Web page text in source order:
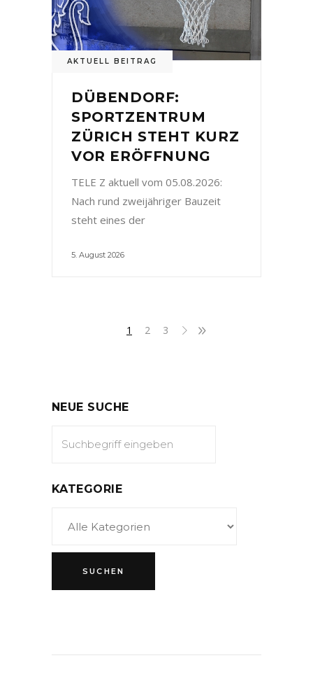
AKTUELL BEITRAG
DÜBENDORF:
SPORTZENTRUM
ZÜRICH STEHT KURZ
VOR ERÖFFNUNG
TELE Z aktuell vom 05.08.2026:
Nach rund zweijähriger Bauzeit
steht eines der
5. August 2026
1 2 3
NEUE SUCHE
KATEGORIE